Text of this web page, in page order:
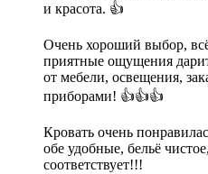
и красота. 👍
Очень хороший выбор,
приятные ощущения
от мебели, освещения,
приборами! 👍👍👍
Кровать очень
обе удобные, бельё
соответствует!!!